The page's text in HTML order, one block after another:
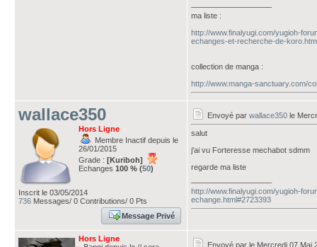
ma liste :
http://www.finalyugi.com/yugioh-
echanges-et-recherche-de-
collection de manga :
http://www.manga-sanctuary.com/
wallace350
Hors Ligne
Membre Inactif depuis le
26/01/2015
Grade : [Kuriboh]
Echanges 100 % (50)
Inscrit le 03/05/2014
736 Messages/ 0 Contributions/ 0 Pts
Message Privé
Envoyé par wallace350 le
salut
j'ai vu Forteresse mechabot sdmm
regarde ma liste
http://www.finalyugi.com/yugioh-
echange.html#2723393
Hors Ligne
Envoyé par le Mercredi 07 Mai